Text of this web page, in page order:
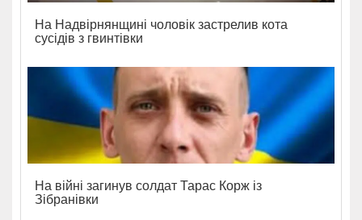
На Надвірнянщині чоловік застрелив кота
сусідів з гвинтівки
На війні загинув солдат Тарас Корж із
Зібранівки